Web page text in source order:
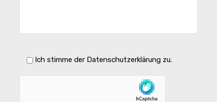
Ich stimme der Datenschutzerklärung zu.